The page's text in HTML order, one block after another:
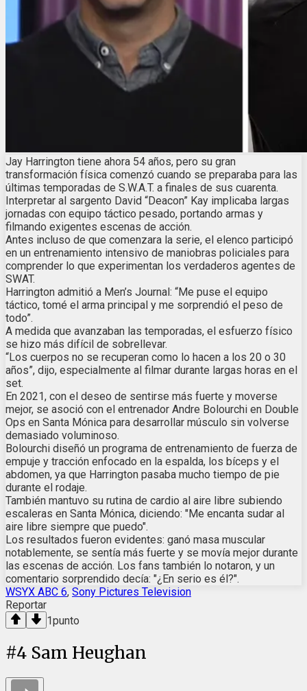
Jay Harrington tiene ahora 54 años, pero su gran
transformación física comenzó cuando se preparaba para las
últimas temporadas de S.W.A.T. a finales de sus cuarenta.
Interpretar al sargento David “Deacon” Kay implicaba largas
jornadas con equipo táctico pesado, portando armas y
filmando exigentes escenas de acción.
Antes incluso de que comenzara la serie, el elenco participó
en un entrenamiento intensivo de maniobras policiales para
comprender lo que experimentan los verdaderos agentes de
SWAT.
Harrington admitió a Men’s Journal: “Me puse el equipo
táctico, tomé el arma principal y me sorprendió el peso de
todo”.
A medida que avanzaban las temporadas, el esfuerzo físico
se hizo más difícil de sobrellevar.
“Los cuerpos no se recuperan como lo hacen a los 20 o 30
años”, dijo, especialmente al filmar durante largas horas en el
set.
En 2021, con el deseo de sentirse más fuerte y moverse
mejor, se asoció con el entrenador Andre Bolourchi en Double
Ops en Santa Mónica para desarrollar músculo sin volverse
demasiado voluminoso.
Bolourchi diseñó un programa de entrenamiento de fuerza de
empuje y tracción enfocado en la espalda, los bíceps y el
abdomen, ya que Harrington pasaba mucho tiempo de pie
durante el rodaje.
También mantuvo su rutina de cardio al aire libre subiendo
escaleras en Santa Mónica, diciendo: "Me encanta sudar al
aire libre siempre que puedo".
Los resultados fueron evidentes: ganó masa muscular
notablemente, se sentía más fuerte y se movía mejor durante
las escenas de acción. Los fans también lo notaron, y un
comentario sorprendido decía: "¿En serio es él?".
WSYX ABC 6, Sony Pictures Television
Reportar
1punto
#4 Sam Heughan